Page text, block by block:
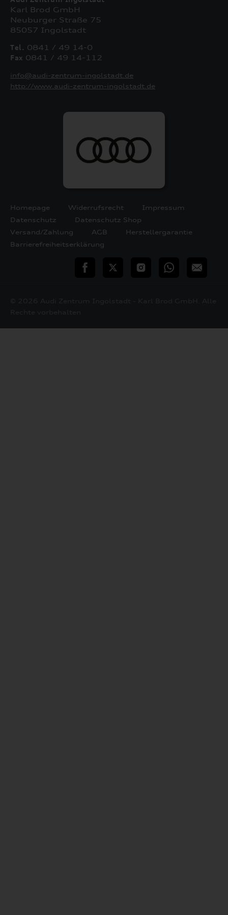
Karl Brod GmbH
Neuburger Straße 75
85057 Ingolstadt
Tel. 0841 / 49 14-0
Fax 0841 / 49 14-112
info@audi-zentrum-ingolstadt.de
http://www.audi-zentrum-ingolstadt.de
Homepage Widerrufsrecht
Impressum
Datenschutz
Datenschutz Shop
Versand/Zahlung
AGB
Herstellergarantie
Barrierefreiheitserklärung
teilen Twitter InstagramWhatsApp
E-